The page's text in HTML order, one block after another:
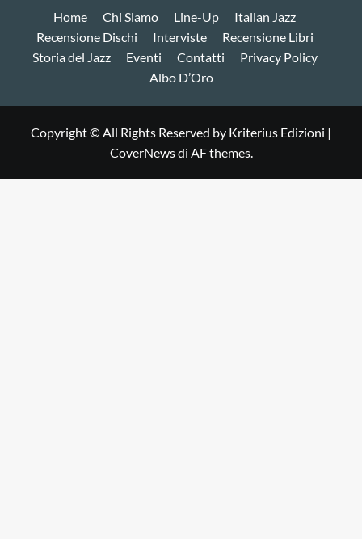
Home Chi Siamo Line-Up
Italian Jazz
Recensione Dischi
Interviste
Recensione Libri
Storia del Jazz
Eventi Contatti
Privacy Policy
Albo D’Oro
Copyright © All Rights Reserved by Kriterius Edizioni |
CoverNewsdi AF themes.